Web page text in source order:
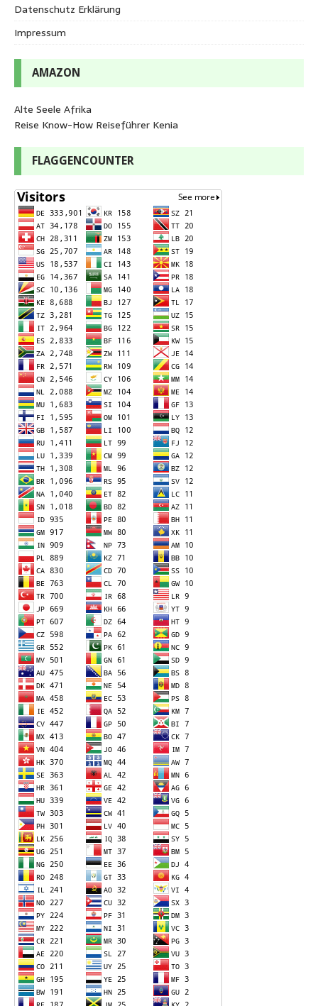
Datenschutz Erklärung
Impressum
AMAZON
Alte Seele Afrika
Reise Know-How Reiseführer Kenia
FLAGGENCOUNTER